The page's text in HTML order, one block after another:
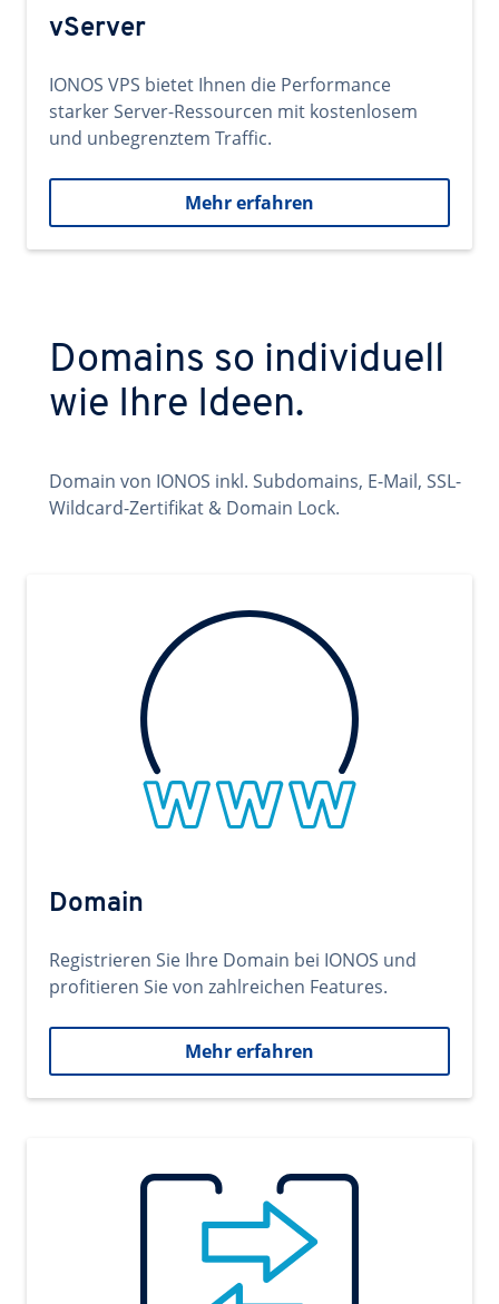
vServer
IONOS VPS bietet Ihnen die Performance
starker Server-Ressourcen mit kostenlosem
und unbegrenztem Traffic.
Mehr erfahren
Domains so individuell
wie Ihre Ideen.
Domain von IONOS inkl. Subdomains, E-Mail, SSL-
Wildcard-Zertifikat & Domain Lock.
Domain
Registrieren Sie Ihre Domain bei IONOS und
profitieren Sie von zahlreichen Features.
Mehr erfahren